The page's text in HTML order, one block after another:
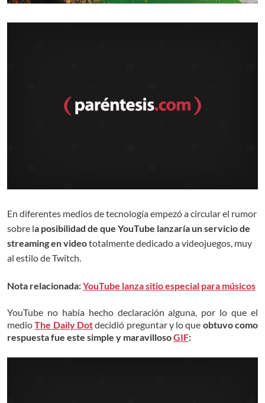
En diferentes medios de tecnología empezó a circular el rumor
sobre la posibilidad de que YouTube lanzaría un servicio de
streaming en videototalmente dedicado a videojuegos, muy
al estilo de Twitch.
Nota relacionada:YouTube lanza sitio especial para músicos
YouTube no había hecho declaración alguna, por lo que el
medioThe Daily Dotdecidió preguntar y lo que obtuvo como
respuesta fue este simple y maravillosoGIF: